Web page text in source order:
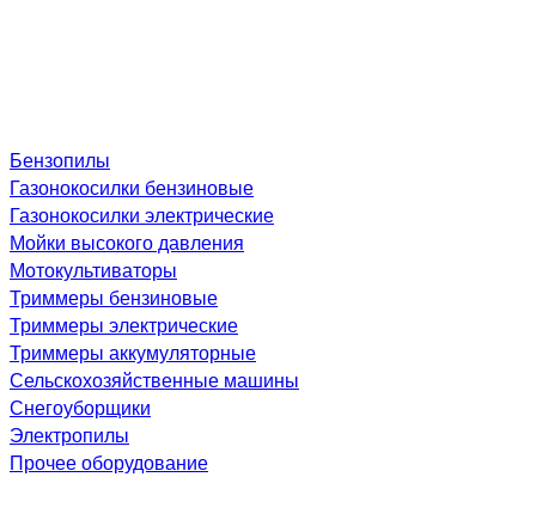
Бензопилы
Газонокосилки бензиновые
Газонокосилки электрические
Мойки высокого давления
Мотокультиваторы
Триммеры бензиновые
Триммеры электрические
Триммеры аккумуляторные
Сельскохозяйственные машины
Снегоуборщики
Электропилы
Прочее оборудование